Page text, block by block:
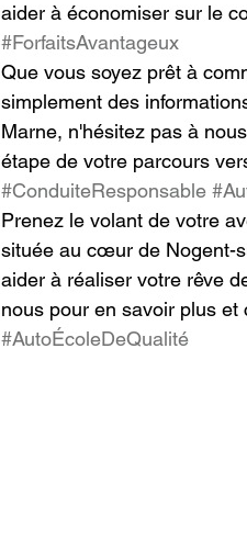
aider à économiser sur le
#ForfaitsAvantageux
Que vous soyez prêt à
simplement des
Marne, n'hésitez pas à
étape de votre parcours
#ConduiteResponsable
Prenez le volant de votre
située au cœur de Nogent-
aider à réaliser votre rêve
nous pour en savoir plus
#AutoÉcoleDeQualité